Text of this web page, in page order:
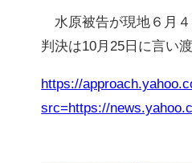
水原被告が現地６月４
判決は10月25日に言い
https://
src=https://